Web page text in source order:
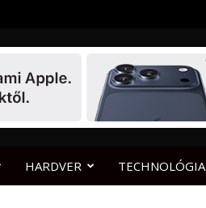
HARDVER TECHNOLÓGIA